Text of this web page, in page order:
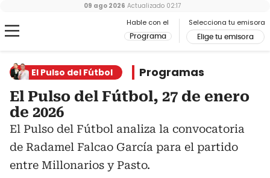
Hable con el
Programa
Selecciona tu emisora
Elige tu emisora
09 ago 2026 Actualizado 02:17
El Pulso del Fútbol Programas
El Pulso del Fútbol, 27 de enero
de 2026
El Pulso del Fútbol analiza la convocatoria
de Radamel Falcao García para el partido
entre Millonarios y Pasto.